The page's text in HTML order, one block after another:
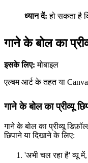
ध्यान दें: हो सकता है
गाने के बोल का
इसके लिए: मोबाइल
एल्बम आर्ट के तहत या
गाने के बोल का प्रीव्यू
गाने के बोल का प्रीव्यू
छिपाने या दिखाने के लिए:
'अभी चल रहा है' व्यू में,